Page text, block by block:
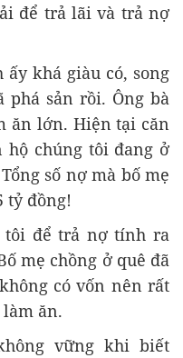
để trả lãi và trả nợ
khá giàu có, song
phá sản rồi. Ông bà
ăn lớn. Hiện tại căn
hộ chúng tôi đang ở
số nợ mà bố mẹ
tỷ đồng!
tôi để trả nợ tính ra
mẹ chồng ở quê đã
có vốn nên rất
ăn.
vững khi biết